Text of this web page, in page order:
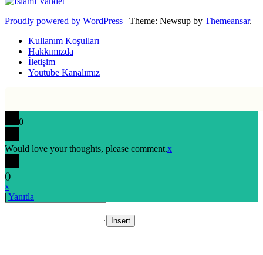
Proudly powered by WordPress Theme: Newsup by Themeansar.
Kullanım Koşulları
Hakkımızda
İletişim
Youtube Kanalımız
0
Would love your thoughts, please comment.x
()
x
Yanıtla
Insert